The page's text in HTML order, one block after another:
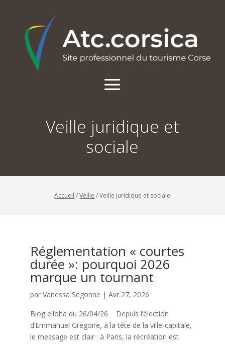
Veille juridique et
sociale
Accueil /Veille /Veille juridique et sociale
Réglementation « courtes
durée »: pourquoi 2026
marque un tournant
par Vanessa Segonne | Avr 27, 2026
Blog elloha du 26/04/26 Depuis l’élection
d’Emmanuel Grégoire, à la tête de la ville-capitale,
le message est clair : à Paris, la récréation est